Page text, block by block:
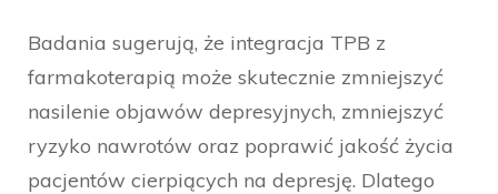
Badania sugerują, że integracja TPB z
farmakoterapią może skutecznie zmniejszyć
nasilenie objawów depresyjnych, zmniejszyć
ryzyko nawrotów oraz poprawić jakość życia
pacjentów cierpiących na depresję. Dlatego